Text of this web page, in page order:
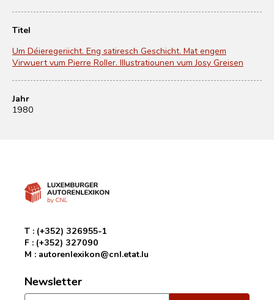
Titel
Um Déieregeriicht. Eng satiresch Geschicht. Mat engem
Virwuert vum Pierre Roller. Illustratiounen vum Josy Greisen
Jahr
1980
T : (+352) 326955-1
F : (+352) 327090
M : autorenlexikon@cnl.etat.lu
Newsletter